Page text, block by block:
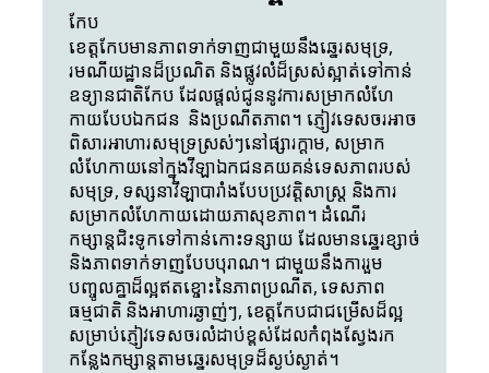
កែប
ខេត្តកែបមានភាពទាក់ទាញជាមួយនឹងឆ្នេរសមុទ្រ,
រមណីយដ្ឋានដ៏ប្រណិត និងផ្លូវលំដ៏ស្រស់ស្អាត់ទៅកាន់
ឧទ្យានជាតិកែប ដែលផ្តល់ជូននូវការសម្រាកលំហែ
កាយបែបឯកជន  និងប្រណីតភាព។ ភ្ញៀវទេសចរអាច
ពិសារអាហារសមុទ្រស្រស់ៗនៅផ្សារក្តាម, សម្រាក
លំហែកាយនៅក្នុងវីឡាឯកជនគយគន់ទេសភាពរបស់
សមុទ្រ, ទស្សនាវីឡាបារាំងបែបប្រវត្តិសាស្ត្រ និងការ
សម្រាកលំហែកាយដោយភាសុខភាព។ ដំណើរ
កម្សាន្តជិះទូកទៅកាន់កោះទន្សាយ ដែលមានឆ្នេរខ្សាច់
និងភាពទាក់ទាញបែបបុរាណ។ ជាមួយនឹងការរួម
បញ្ចូលគ្នាដ៏ល្អឥតខ្ចោះនៃភាពប្រណីត, ទេសភាព
ធម្មជាតិ និងអាហារឆ្ងាញ់ៗ, ខេត្តកែបជាជម្រើសដ៏ល្អ
សម្រាប់ភ្ញៀវទេសចរលំដាប់ខ្ពស់ដែលកំពុងស្វែងរក
កន្លែងកម្សាន្តតាមឆ្នេរសមុទ្រដ៏ស្ងប់ស្ងាត់។